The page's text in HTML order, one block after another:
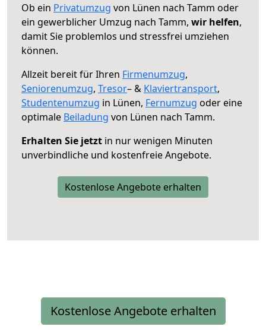
Ob ein Privatumzug von Lünen nach Tamm oder
ein gewerblicher Umzug nach Tamm, wir helfen,
damit Sie problemlos und stressfrei umziehen
können.
Allzeit bereit für Ihren Firmenumzug,
Seniorenumzug, Tresor– & Klaviertransport,
Studentenumzug in Lünen, Fernumzug oder eine
optimale Beiladung von Lünen nach Tamm.
Erhalten Sie jetzt in nur wenigen Minuten
unverbindliche und kostenfreie Angebote.
Kostenlose Angebote erhalten
Kostenlose Angebote erhalten